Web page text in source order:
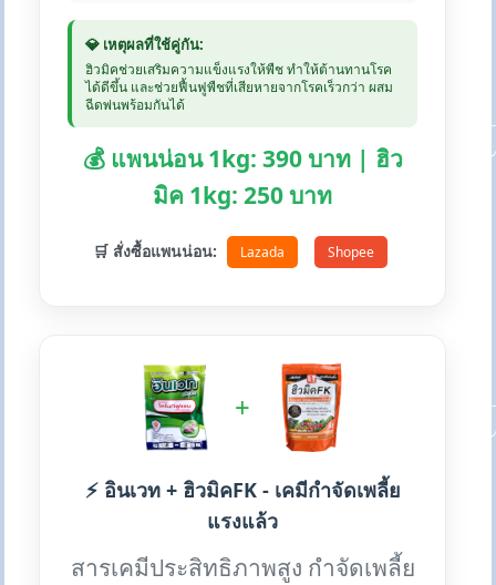
💎 เหตุผลที่ใช้คู่กัน:
ฮิวมิคช่วยเสริมความแข็งแรงให้พืช ทำให้ต้านทานโรค
ได้ดีขึ้น และช่วยฟื้นฟูพืชที่เสียหายจากโรคเร็วกว่า ผสม
ฉีดพ่นพร้อมกันได้
💰 แพนน่อน 1kg: 390 บาท | ฮิว
มิค 1kg: 250 บาท
🛒 สั่งซื้อแพนน่อน: Lazada Shopee
+
⚡ อินเวท + ฮิวมิคFK - เคมีกำจัดเพลี้ย
แรงแล้ว
สารเคมีประสิทธิภาพสูง กำจัดเพลี้ย